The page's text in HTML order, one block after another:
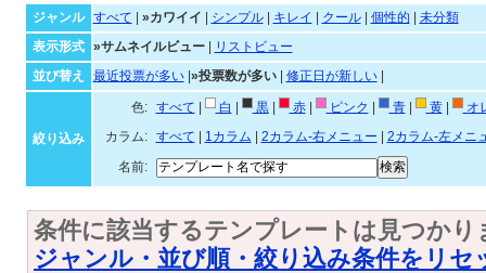
ジャンル すべて »カワイイ シンプル| キレイ クール| 個性的
未分類
表示形式
»サムネイルビュー|
リストビュー
並び替え
最近投票が多い| »投票数が多い| 修正日が新しい|
絞り込み
色: すべて 白 黒| 赤| ピンク 青| 黄|
オ
カラム:
すべて 1カラム 2カラム-右メニュー
2カラム-左メニ
名前:
条件に該当するテンプレートは見つかり
ジャンル・並び順・絞り込み条件をリセ